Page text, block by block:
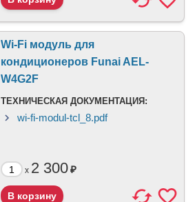
Wi-Fi модуль для
кондиционеров Funai AEL-
W4G2F
ТЕХНИЧЕСКАЯ ДОКУМЕНТАЦИЯ:
wi-fi-modul-tcl_8.pdf
x 2 300₽